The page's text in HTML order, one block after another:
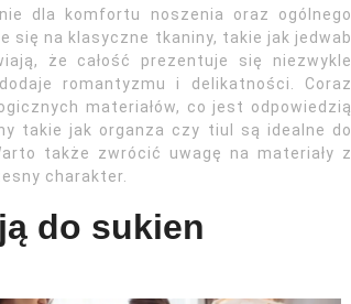
dla komfortu noszenia oraz ogólnego
się na klasyczne tkaniny, takie jak jedwab
że całość prezentuje się niezwykle
romantyzmu i delikatności. Coraz
materiałów, co jest odpowiedzią
takie jak organza czy tiul są idealne do
także zwrócić uwagę na materiały z
charakter.
do sukien